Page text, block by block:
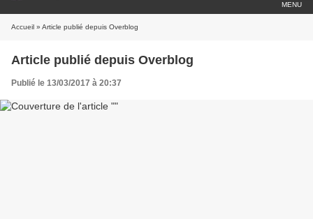
MENU
Accueil » Article publié depuis Overblog
Article publié depuis Overblog
Publié le 13/03/2017 à 20:37